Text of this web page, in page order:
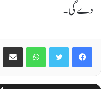
دے گی۔
Facebook
Twitter